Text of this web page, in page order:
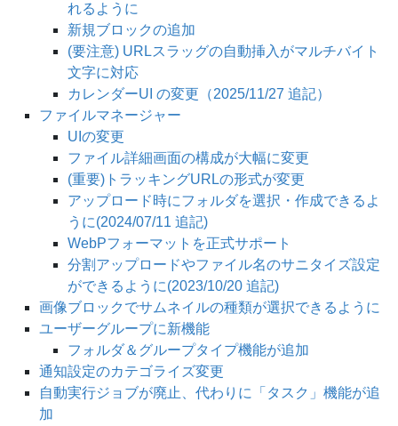
れるように
新規ブロックの追加
(要注意) URLスラッグの自動挿入がマルチバイト
文字に対応
カレンダーUI の変更（2025/11/27 追記）
ファイルマネージャー
UIの変更
ファイル詳細画面の構成が大幅に変更
(重要)トラッキングURLの形式が変更
アップロード時にフォルダを選択・作成できるよ
うに(2024/07/11 追記)
WebPフォーマットを正式サポート
分割アップロードやファイル名のサニタイズ設定
ができるように(2023/10/20 追記)
画像ブロックでサムネイルの種類が選択できるように
ユーザーグループに新機能
フォルダ＆グループタイプ機能が追加
通知設定のカテゴライズ変更
自動実行ジョブが廃止、代わりに「タスク」機能が追
加